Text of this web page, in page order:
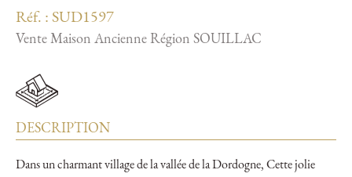
Réf. : SUD1597
Vente Maison Ancienne Région SOUILLAC
DESCRIPTION
Dans un charmant village de la vallée de la Dordogne, Cette jolie